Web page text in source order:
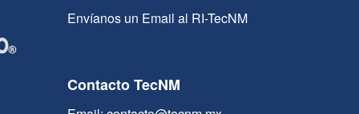
Envíanos un Email al RI-TecNM
Contacto TecNM